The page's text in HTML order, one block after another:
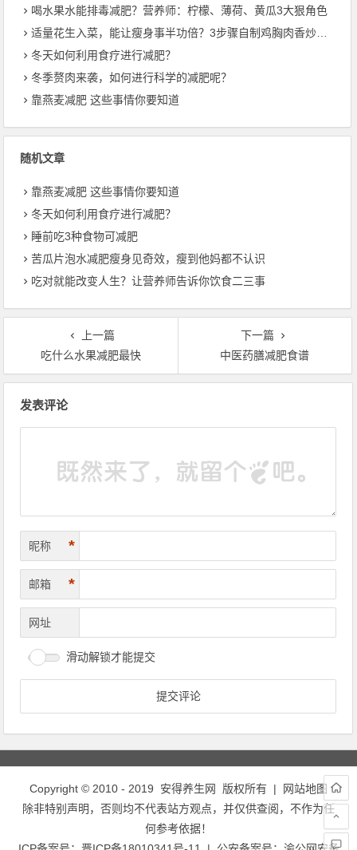
喝水果水能排毒减肥？营养师：柠檬、薄荷、黄瓜3大狠角色
适量花生入菜，能让瘦身事半功倍？3步骤自制鸡胸肉香炒花生
冬天如何利用食疗进行减肥？
冬季赘肉来袭，如何进行科学的减肥呢？
靠燕麦减肥 这些事情你要知道
随机文章
靠燕麦减肥 这些事情你要知道
冬天如何利用食疗进行减肥？
睡前吃3种食物可减肥
苦瓜片泡水减肥瘦身见奇效，瘦到他妈都不认识
吃对就能改变人生？让营养师告诉你饮食二三事
上一篇
吃什么水果减肥最快
下一篇
中医药膳减肥食谱
发表评论
昵称 *
邮箱 *
网址
滑动解锁才能提交
Copyright © 2010 - 2019 安得养生网 版权所有 |
网站地图
除非特别声明，否则均不代表站方观点，并仅供查阅，不作为任
何参考依据！